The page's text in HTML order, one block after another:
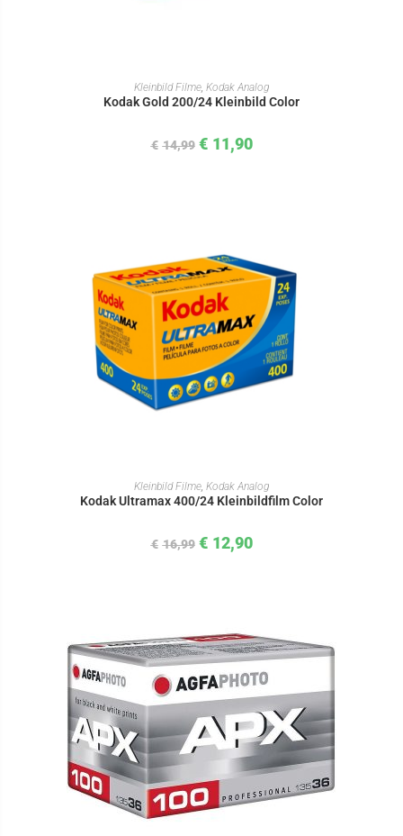
IN DEN WARENKORB
Kleinbild Filme, Kodak Analog
Kodak Gold 200/24 Kleinbild Color
€ 14,99 € 11,90
IN DEN WARENKORB
Kleinbild Filme Kodak Analog
Kodak Ultramax 400/24 Kleinbildfilm Color
€ 16,99 € 12,90